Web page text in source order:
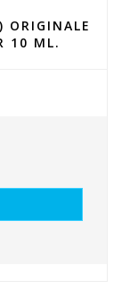
ORIGINALE
10 ML.